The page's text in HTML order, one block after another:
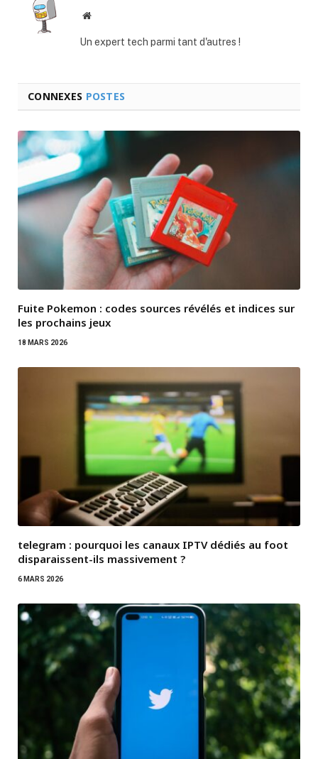
Site
Un expert tech parmi tant d'autres !
CONNEXES POSTES
Fuite Pokemon : codes sources révélés et indices sur
les prochains jeux
18 MARS 2026
telegram : pourquoi les canaux IPTV dédiés au foot
disparaissent-ils massivement ?
6 MARS 2026